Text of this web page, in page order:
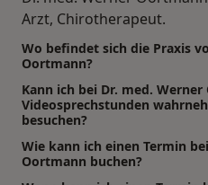
Arzt, Chirotherapeut.
Wo befindet sich die Praxis
Oortmann?
Kann ich bei Dr. med.
Videosprechstunden
besuchen?
Wie kann ich einen Termin
Oortmann buchen?